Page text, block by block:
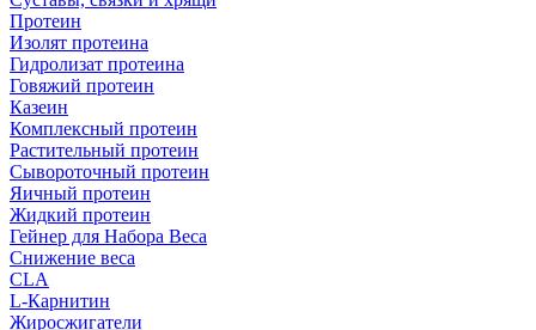
Протеин
Изолят протеина
Гидролизат протеина
Говяжий протеин
Казеин
Комплексный протеин
Растительный протеин
Сывороточный протеин
Яичный протеин
Жидкий протеин
Гейнер для Набора Веса
Снижение веса
CLA
L-Карнитин
Жиросжигатели